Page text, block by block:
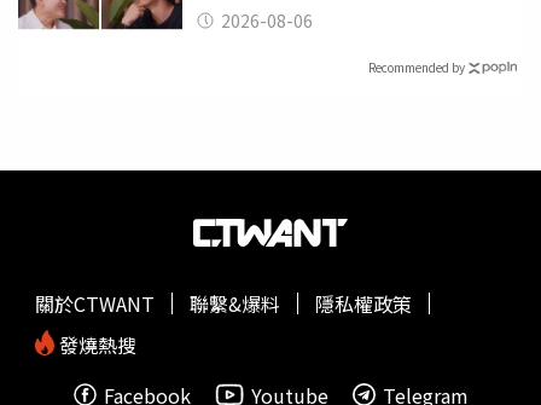
2026-08-06
Recommended by
關於CTWANT 聯繫&爆料
隱私權政策
發燒熱搜
Facebook
Youtube Telegram